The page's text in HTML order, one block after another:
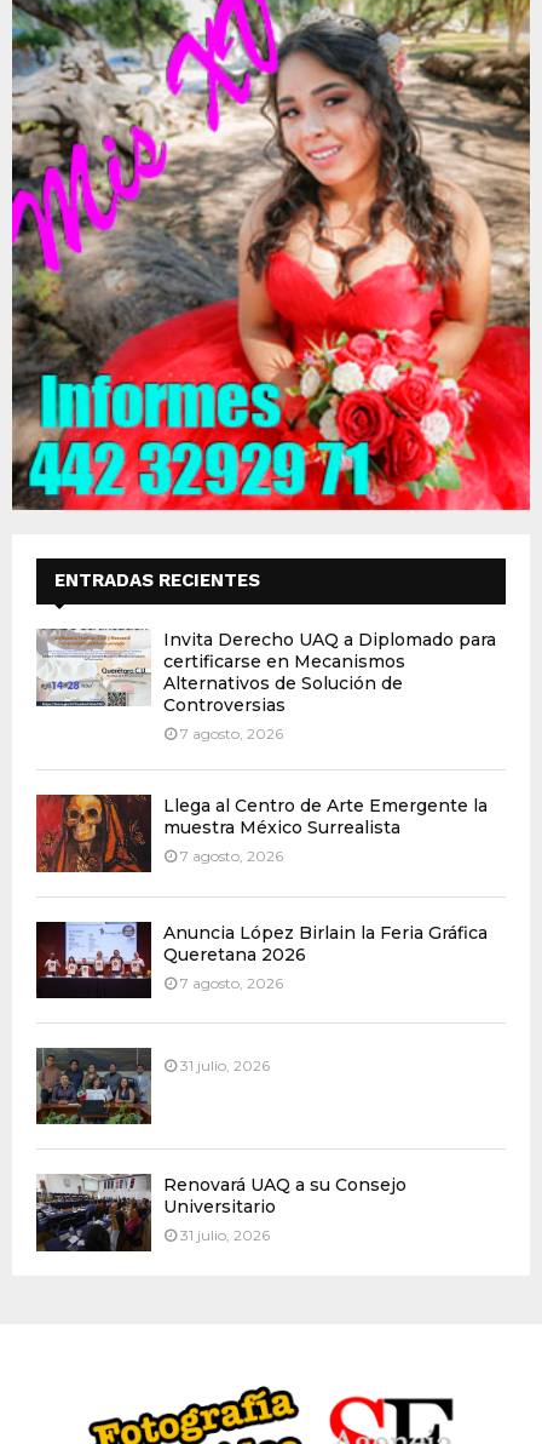
ENTRADAS RECIENTES
Invita Derecho UAQ a Diplomado para
certificarse en Mecanismos
Alternativos de Solución de
Controversias
7 agosto, 2026
Llega al Centro de Arte Emergente la
muestra México Surrealista
7 agosto, 2026
Anuncia López Birlain la Feria Gráfica
Queretana 2026
7 agosto, 2026
31 julio, 2026
Renovará UAQ a su Consejo
Universitario
31 julio, 2026